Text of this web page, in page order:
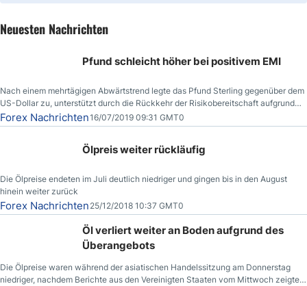
Neuesten Nachrichten
Pfund schleicht höher bei positivem EMI
Nach einem mehrtägigen Abwärtstrend legte das Pfund Sterling gegenüber dem
US-Dollar zu, unterstützt durch die Rückkehr der Risikobereitschaft aufgrund
der Nachricht,
Forex Nachrichten16/07/2019 09:31 GMT0
Ölpreis weiter rückläufig
Die Ölpreise endeten im Juli deutlich niedriger und gingen bis in den August
hinein weiter zurück
Forex Nachrichten 25/12/2018 10:37 GMT0
Öl verliert weiter an Boden aufgrund des
Überangebots
Die Ölpreise waren während der asiatischen Handelssitzung am Donnerstag
niedriger, nachdem Berichte aus den Vereinigten Staaten vom Mittwoch zeigten,